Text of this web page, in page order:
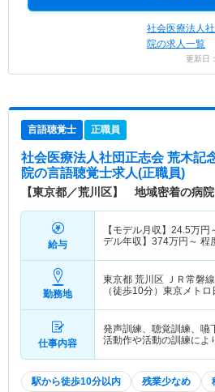
社会医療法人
院の求人一覧
更新日
言語聴覚士 正職員
社会医療法人社団正志会 荒木記
院の言語聴覚士求人(正職員)
【東京都／荒川区】 地域密着の病
給与
【モデル月収】 24.5万円
デル年収】 374万円～ 程
勤務地
東京都 荒川区 ＪＲ常磐
（徒歩10分）東京メト
仕事内容
発声訓練、聴覚訓練、嚥
活動作や活動の訓練に
駅から徒歩10分以内 残業少なめ